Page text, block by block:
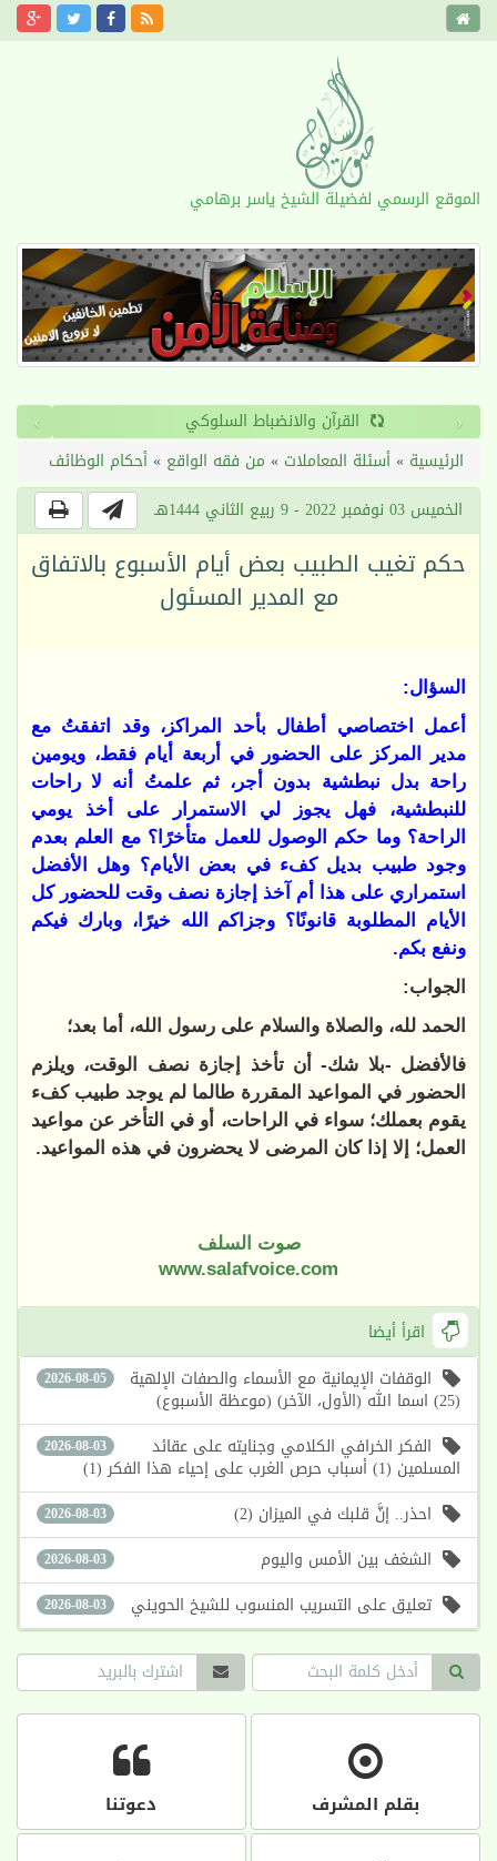
الموقع الرسمي لفضيلة الشيخ ياسر برهامي
القرآن والانضباط السلوكي ‹
›
الرئيسية »أسئلة المعاملات » من فقه الواقع »أحكام الوظائف
الخميس 03 نوفمبر 2022 - 9 ربيع الثاني 1444هـ
حكم تغيب الطبيب بعض أيام الأسبوع بالاتفاق
مع المدير المسئول
السؤال:
أعمل اختصاصي أطفال بأحد المراكز، وقد اتفقتُ مع
مدير المركز على الحضور في أربعة أيام فقط، ويومين
راحة بدل نبطشية بدون أجر، ثم علمتُ أنه لا راحات
للنبطشية، فهل يجوز لي الاستمرار على أخذ يومي
الراحة؟ وما حكم الوصول للعمل متأخرًا؟ مع العلم بعدم
وجود طبيب بديل كفء في بعض الأيام؟ وهل الأفضل
استمراري على هذا أم آخذ إجازة نصف وقت للحضور كل
الأيام المطلوبة قانونًا؟ وجزاكم الله خيرًا، وبارك فيكم
ونفع بكم.
الجواب:
الحمد لله، والصلاة والسلام على رسول الله، أما بعد؛
فالأفضل -بلا شك- أن تأخذ إجازة نصف الوقت، ويلزم
الحضور في المواعيد المقررة طالما لم يوجد طبيب كفء
يقوم بعملك؛ سواء في الراحات، أو في التأخر عن مواعيد
العمل؛ إلا إذا كان المرضى لا يحضرون في هذه المواعيد.
صوت السلف
www.salafvoice.com
اقرأ أيضا
2026-08-05 الوقفات الإيمانية مع الأسماء والصفات الإلهية
(25) اسما الله (الأول، الآخر) (موعظة الأسبوع)
2026-08-03 الفكر الخرافي الكلامي وجنايته على عقائد
المسلمين (1) أسباب حرص الغرب على إحياء هذا الفكر (1)
2026-08-03 احذر.. إنَّ قلبك في الميزان (2)
2026-08-03 الشغف بين الأمس واليوم
2026-08-03 تعليق على التسريب المنسوب للشيخ الحويني
بقلم المشرف دعوتنا